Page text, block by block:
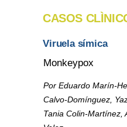
CASOS
Viruela símica
Monkeypox
Por Eduardo Marín-
Calvo-Domínguez,
Tania Colin-Martínez,